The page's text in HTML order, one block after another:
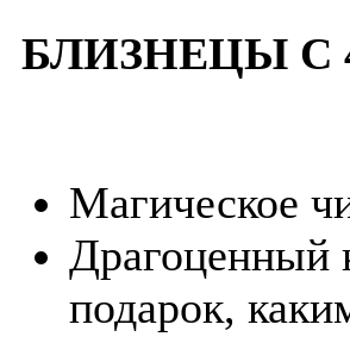
БЛИЗНЕЦЫ С
Магическое
Драгоценный
подарок,